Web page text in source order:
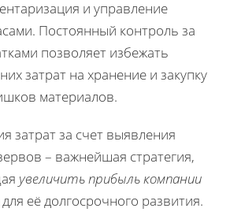
и управление
Постоянный контроль за
позволяет избежать
затрат на хранение и закупку
материалов.
затрат за счет выявления
– важнейшая стратегия,
увеличить прибыль компании
её долгосрочного развития.